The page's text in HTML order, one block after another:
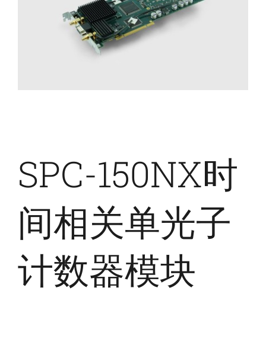
SPC-150NX时
间相关单光子
计数器模块